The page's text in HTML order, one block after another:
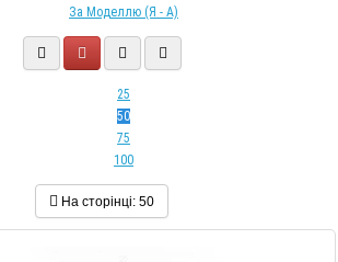
За Моделлю (Я - A)
25
50
75
100
На сторінці: 50